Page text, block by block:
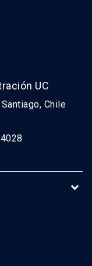
UC
Chile